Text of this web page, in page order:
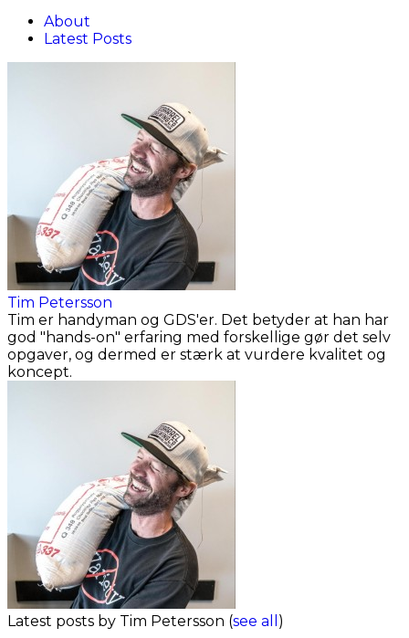
About
Latest Posts
Tim Petersson
Tim er handyman og GDS'er. Det betyder at han har
god "hands-on" erfaring med forskellige gør det selv
opgaver, og dermed er stærk at vurdere kvalitet og
koncept.
Latest posts by Tim Petersson (see all )